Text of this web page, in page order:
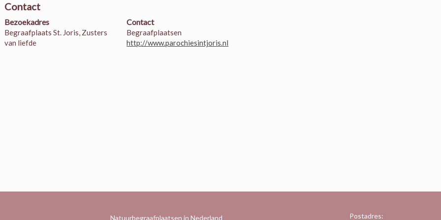
Contact
Bezoekadres
Begraafplaats St. Joris, Zusters
van liefde
Contact
Begraafplaatsen
http://www.parochiesintjoris.nl
Natuurbegraafplaatsen in Nederland Postadres: